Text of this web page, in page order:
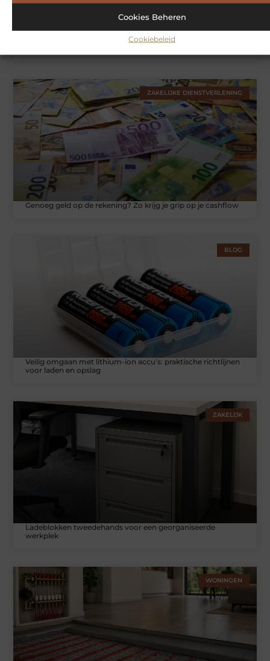
Cookies Beheren
Cookiebeleid
Hoe je jouw woning in Amsterdam beter beschermt tegen
ZAKELIJKE DIENSTVERLENING
Genoeg geld op de rekening? Zo krijg je grip op je cashflow
BLOG
Veilig omgaan met lithium-ion accu's: praktische richtlijnen
voor laden en opslag
ZAKELIJK
Ladeblokken tweedehands voor een georganiseerde
werkplek
WONINGEN